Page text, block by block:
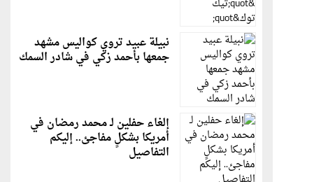
نبيلة عبيد تروي كواليس مشهد
جمعها بأحمد زكي في شادر السمك
إلغاء حفلين لـ محمد رمضان في
أمريكا بشكلٍ مفاجئ.. إليكم
التفاصيل